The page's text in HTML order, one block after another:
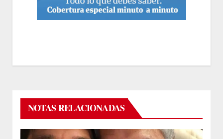
NOTAS RELACIONADAS